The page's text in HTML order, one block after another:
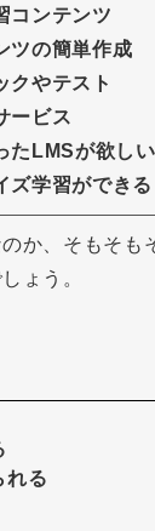
コンテンツ
ツの簡単作成
クやテスト
ービス
たLMSが欲しい
ズ学習ができる
か、そもそも
ょう。
れる